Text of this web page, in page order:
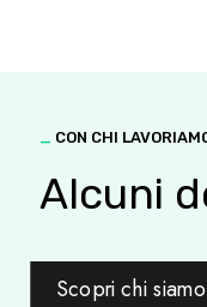
CON CHI
Alcuni
Scopri chi siamo